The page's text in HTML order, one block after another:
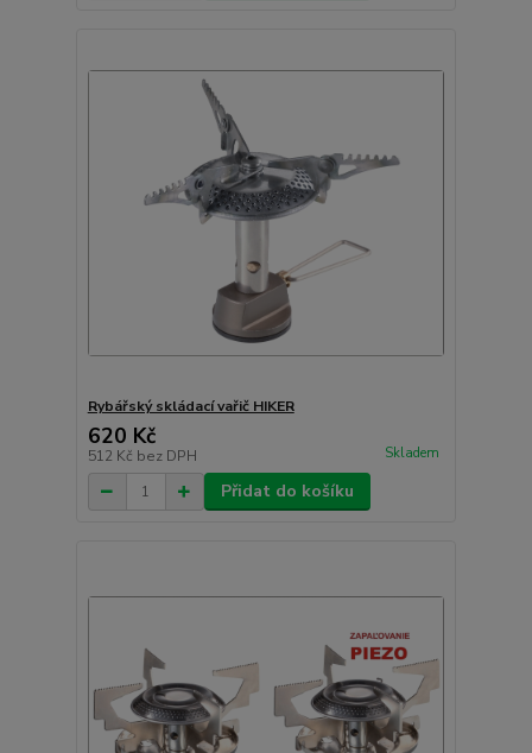
Rybářský skládací vařič HIKER
620 Kč
512 Kč bez DPH Skladem
Přidat do košíku